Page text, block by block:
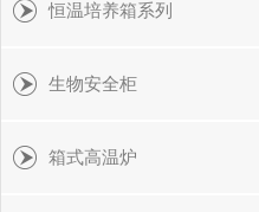
恒温培养箱系列
生物安全柜
箱式高温炉